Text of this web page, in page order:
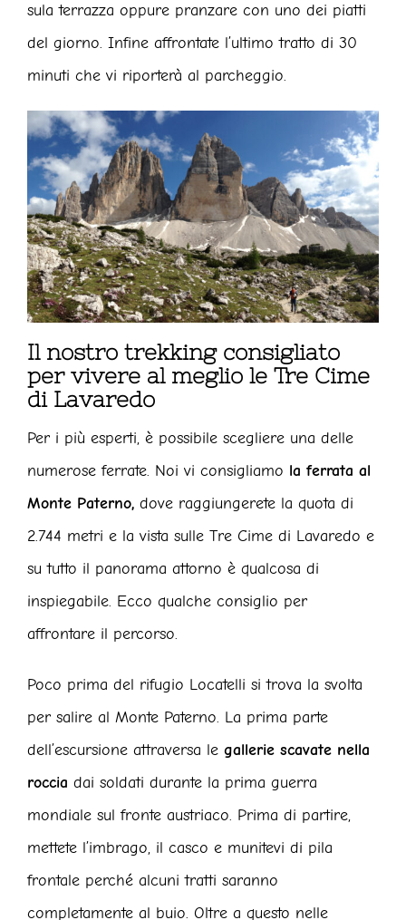
sula terrazza oppure pranzare con uno dei piatti
del giorno. Infine affrontate l’ultimo tratto di 30
minuti che vi riporterà al parcheggio.
Il nostro trekking consigliato
per vivere al meglio le Tre Cime
di Lavaredo
Per i più esperti, è possibile scegliere una delle
numerose ferrate. Noi vi consigliamo la ferrata al
Monte Paterno, dove raggiungerete la quota di
2.744 metri e la vista sulle Tre Cime di Lavaredo e
su tutto il panorama attorno è qualcosa di
inspiegabile. Ecco qualche consiglio per
affrontare il percorso.
Poco prima del rifugio Locatelli si trova la svolta
per salire al Monte Paterno. La prima parte
dell’escursione attraversa le gallerie scavate nella
roccia dai soldati durante la prima guerra
mondiale sul fronte austriaco. Prima di partire,
mettete l’imbrago, il casco e munitevi di pila
frontale perché alcuni tratti saranno
completamente al buio. Oltre a questo nelle